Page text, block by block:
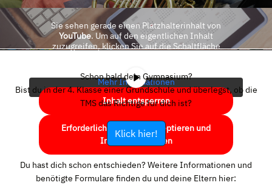
Sie sehen gerade einen Platzhalterinhalt von
YouTube. Um auf den eigentlichen Inhalt
zuzugreifen, klicken Sie auf die Schaltfläche
Mehr Informationen
Inhalt entsperren
Erforderlichen Service akzeptieren und
Inhalte entsperren
Schon bald dein Gymnasium?
Bist du in der 4. Klasse einer Grundschule und überlegst, ob die
TMS das Richtige für dich ist?
Klick hier!
Du hast dich schon entschieden? Weitere Informationen und
benötigte Formulare finden du und deine Eltern hier: